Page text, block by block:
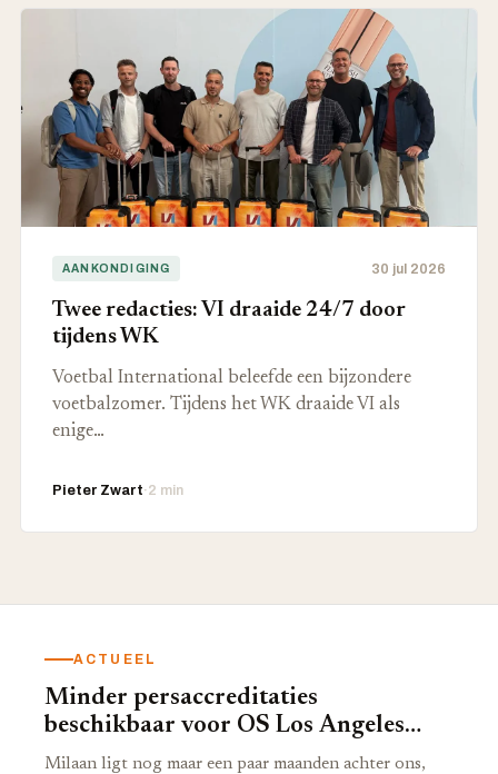
AANKONDIGING 30 jul 2026
Twee redacties: VI draaide 24/7 door
tijdens WK
Voetbal International beleefde een bijzondere
voetbalzomer. Tijdens het WK draaide VI als
enige…
Pieter Zwart·2 min
ACTUEEL
Minder persaccreditaties
beschikbaar voor OS Los Angeles
2028
Milaan ligt nog maar een paar maanden achter ons,